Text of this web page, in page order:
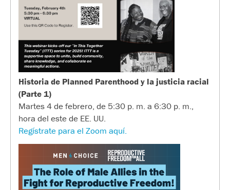
Historia de Planned Parenthood y la justicia racial
(Parte 1)
Martes 4 de febrero, de 5:30 p. m. a 6:30 p. m.,
hora del este de EE. UU.
Regístrate para el Zoom aquí.